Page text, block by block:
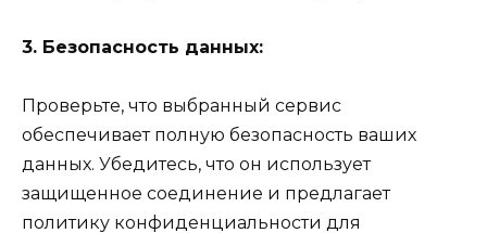
3. Безопасность данных:
Проверьте, что выбранный сервис
обеспечивает полную безопасность ваших
данных. Убедитесь, что он использует
защищенное соединение и предлагает
политику конфиденциальности для